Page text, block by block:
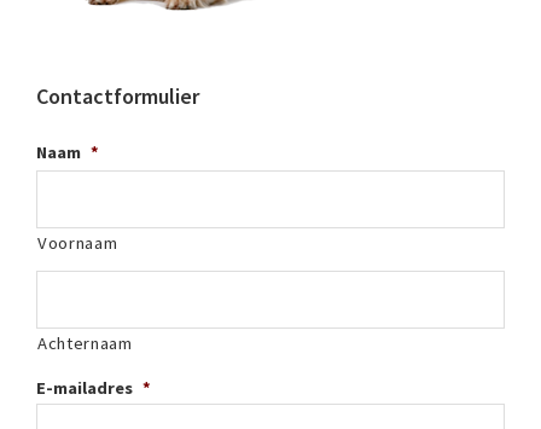
Contactformulier
Naam *
Voornaam
Achternaam
E-mailadres *